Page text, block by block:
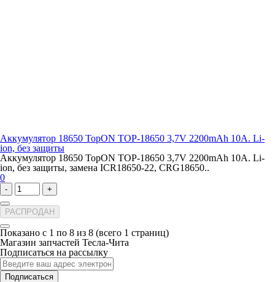
Аккумулятор 18650 TopON TOP-18650 3,7V 2200mAh 10A. Li-
ion, без защиты
Аккумулятор 18650 TopON TOP-18650 3,7V 2200mAh 10A. Li-
ion, без защиты, замена ICR18650-22, CRG18650..
0
- +
РАСПРОДАН
Показано с 1 по 8 из 8 (всего 1 страниц)
Магазин запчастей Тесла-Чита
Подписаться на рассылку
Подписаться